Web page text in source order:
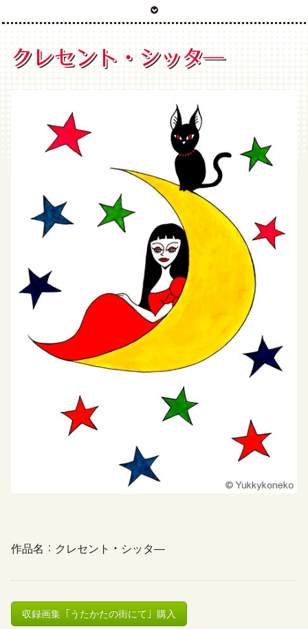
クレセント・シッタ―
作品名：クレセント・シッタ―
収録画集「うたかたの街にて」購入